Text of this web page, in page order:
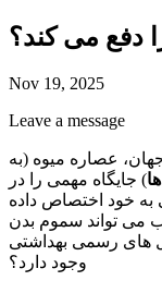
دفع می کند؟
Nov 19, 2025
Leave a message
عصاره میوه (به
) جایگاه مهمی را در
به خود اختصاص داده
می تواند سموم بدن
های رسمی بهداشتی
وجود دارد؟